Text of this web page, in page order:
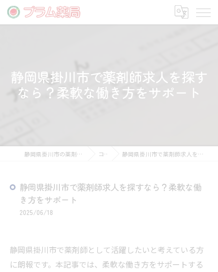
静岡県掛川市で薬剤師求人を探す
なら？柔軟な働き方をサポート
静岡県掛川市の薬剤師の求人ならプラム薬局 コラム 静岡県掛川市で薬剤師求人を探すなら？柔軟な働き方をサポート
静岡県掛川市で薬剤師求人を探すなら？柔軟な働
き方をサポート
2025/06/18
静岡県掛川市で薬剤師として活躍したいと考えている方
に朗報です。本記事では、柔軟な働き方をサポートする